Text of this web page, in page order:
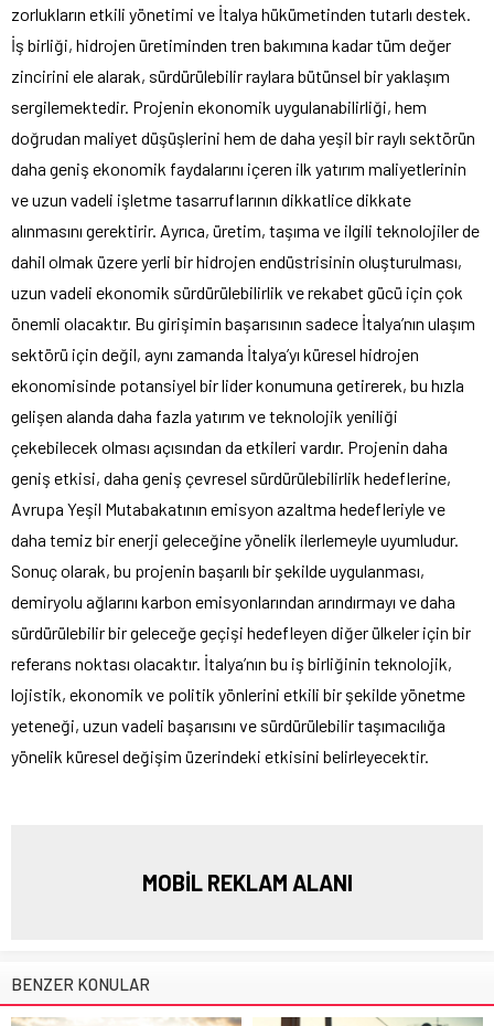
zorlukların etkili yönetimi ve İtalya hükümetinden tutarlı destek.
İş birliği, hidrojen üretiminden tren bakımına kadar tüm değer
zincirini ele alarak, sürdürülebilir raylara bütünsel bir yaklaşım
sergilemektedir. Projenin ekonomik uygulanabilirliği, hem
doğrudan maliyet düşüşlerini hem de daha yeşil bir raylı sektörün
daha geniş ekonomik faydalarını içeren ilk yatırım maliyetlerinin
ve uzun vadeli işletme tasarruflarının dikkatlice dikkate
alınmasını gerektirir. Ayrıca, üretim, taşıma ve ilgili teknolojiler de
dahil olmak üzere yerli bir hidrojen endüstrisinin oluşturulması,
uzun vadeli ekonomik sürdürülebilirlik ve rekabet gücü için çok
önemli olacaktır. Bu girişimin başarısının sadece İtalya’nın ulaşım
sektörü için değil, aynı zamanda İtalya’yı küresel hidrojen
ekonomisinde potansiyel bir lider konumuna getirerek, bu hızla
gelişen alanda daha fazla yatırım ve teknolojik yeniliği
çekebilecek olması açısından da etkileri vardır. Projenin daha
geniş etkisi, daha geniş çevresel sürdürülebilirlik hedeflerine,
Avrupa Yeşil Mutabakatının emisyon azaltma hedefleriyle ve
daha temiz bir enerji geleceğine yönelik ilerlemeyle uyumludur.
Sonuç olarak, bu projenin başarılı bir şekilde uygulanması,
demiryolu ağlarını karbon emisyonlarından arındırmayı ve daha
sürdürülebilir bir geleceğe geçişi hedefleyen diğer ülkeler için bir
referans noktası olacaktır. İtalya’nın bu iş birliğinin teknolojik,
lojistik, ekonomik ve politik yönlerini etkili bir şekilde yönetme
yeteneği, uzun vadeli başarısını ve sürdürülebilir taşımacılığa
yönelik küresel değişim üzerindeki etkisini belirleyecektir.
MOBİL REKLAM ALANI
BENZER KONULAR